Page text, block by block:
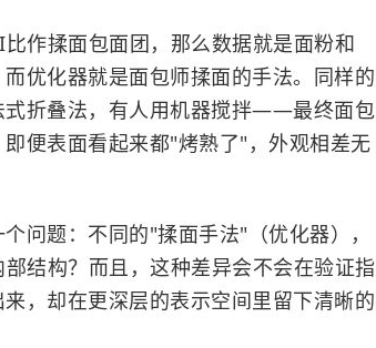
作揉面包面团，那么数据就是面粉和
优化器就是面包师揉面的手法。同样的
式折叠法，有人用机器搅拌——最终面包
便表面看起来都"烤熟了"，外观相差无
问题：不同的"揉面手法"（优化器），
结构？而且，这种差异会不会在验证指
，却在更深层的表示空间里留下清晰的